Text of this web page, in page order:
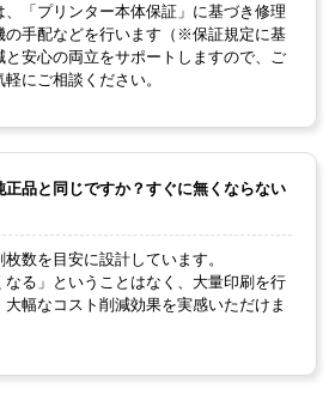
、「プリンター本体保証」に基づき修理
の手配などを行います（※保証規定に基
と安心の両立をサポートしますので、ご
にご相談ください。
正品と同じですか？すぐに無くならない
数を目安に設計しています。
なる」ということはなく、大量印刷を行
大幅なコスト削減効果を実感いただけま